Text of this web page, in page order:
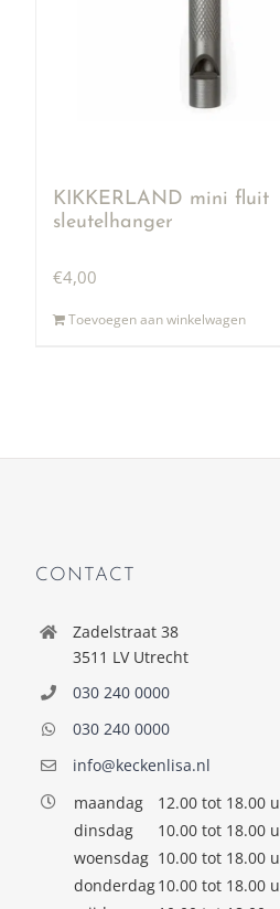
KIKKERLAND mini fluit
sleutelhanger
€4,00
Toevoegen aan winkelwagen
CONTACT
Zadelstraat 38
3511 LV Utrecht
030 240 0000
030 240 0000
info@keckenlisa.nl
maandag
12.00 tot 18.00 u
dinsdag
10.00 tot 18.00 u
woensdag 10.00 tot 18.00 u
donderdag10.00 tot 18.00 u